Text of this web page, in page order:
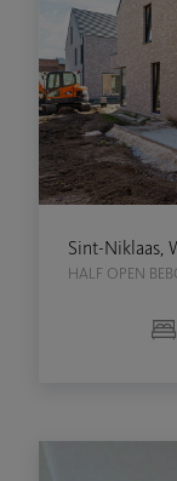
Sint-Niklaas,
HALF OPEN